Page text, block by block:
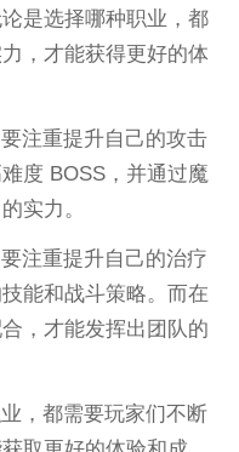
是选择哪种职业，都
，才能获得更好的体
注重提升自己的攻击
度 BOSS，并通过魔
实力。
注重提升自己的治疗
能和战斗策略。而在
，才能发挥出团队的
，都需要玩家们不断